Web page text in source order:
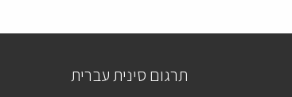
תרגום סינית עברית